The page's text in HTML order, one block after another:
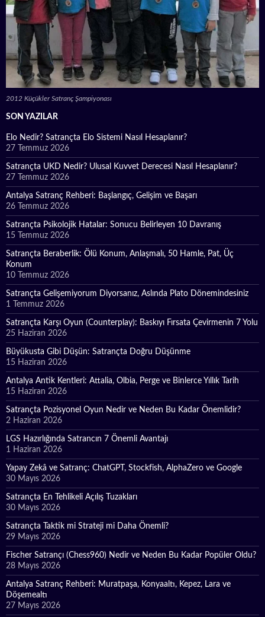
2012 Küçükler Satranç Şampiyonası
SON YAZILAR
Elo Nedir? Satrançta Elo Sistemi Nasıl Hesaplanır?
27 Temmuz 2026
Satrançta UKD Nedir? Ulusal Kuvvet Derecesi Nasıl Hesaplanır?
27 Temmuz 2026
Antalya Satranç Rehberi: Başlangıç, Gelişim ve Başarı
26 Temmuz 2026
Satrançta Psikolojik Hatalar: Sonucu Belirleyen 10 Davranış
15 Temmuz 2026
Satrançta Beraberlik: Ölü Konum, Anlaşmalı, 50 Hamle, Pat, Üç
Konum
10 Temmuz 2026
Satrançta Gelişemiyorum Diyorsanız, Aslında Plato Dönemindesiniz
1 Temmuz 2026
Satrançta Karşı Oyun (Counterplay): Baskıyı Fırsata Çevirmenin 7 Yolu
25 Haziran 2026
Büyükusta Gibi Düşün: Satrançta Doğru Düşünme
15 Haziran 2026
Antalya Antik Kentleri: Attalia, Olbia, Perge ve Binlerce Yıllık Tarih
15 Haziran 2026
Satrançta Pozisyonel Oyun Nedir ve Neden Bu Kadar Önemlidir?
2 Haziran 2026
LGS Hazırlığında Satrancın 7 Önemli Avantajı
1 Haziran 2026
Yapay Zekâ ve Satranç: ChatGPT, Stockfish, AlphaZero ve Google
30 Mayıs 2026
Satrançta En Tehlikeli Açılış Tuzakları
30 Mayıs 2026
Satrançta Taktik mi Strateji mi Daha Önemli?
29 Mayıs 2026
Fischer Satrançı (Chess960) Nedir ve Neden Bu Kadar Popüler Oldu?
28 Mayıs 2026
Antalya Satranç Rehberi: Muratpaşa, Konyaaltı, Kepez, Lara ve
Döşemealtı
27 Mayıs 2026